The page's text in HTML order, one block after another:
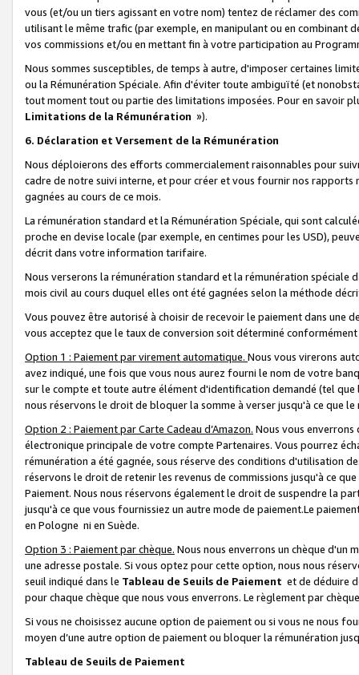
vous (et/ou un tiers agissant en votre nom) tentez de réclamer des
utilisant le même trafic (par exemple, en manipulant ou en combinant
vos commissions et/ou en mettant fin à votre participation au
Nous sommes susceptibles, de temps à autre, d'imposer certaines
ou la Rémunération Spéciale. Afin d'éviter toute ambiguïté (et
tout moment tout ou partie des limitations imposées. Pour en savoir
Limitations de la Rémunération »).
6. Déclaration et Versement de la Rémunération
Nous déploierons des efforts commercialement raisonnables pour
cadre de notre suivi interne, et pour créer et vous fournir nos
gagnées au cours de ce mois.
La rémunération standard et la Rémunération Spéciale, qui sont
proche en devise locale (par exemple, en centimes pour les USD),
décrit dans votre information tarifaire.
Nous verserons la rémunération standard et la rémunération spéciale
mois civil au cours duquel elles ont été gagnées selon la méthode
Vous pouvez être autorisé à choisir de recevoir le paiement dans une
vous acceptez que le taux de conversion soit déterminé
Option 1 : Paiement par virement automatique. Nous vous virerons
avez indiqué, une fois que vous nous aurez fourni le nom de votre
sur le compte et toute autre élément d'identification demandé (tel que
nous réservons le droit de bloquer la somme à verser jusqu'à ce que
Option 2 : Paiement par Carte Cadeau d’Amazon. Nous vous
électronique principale de votre compte Partenaires. Vous pourrez
rémunération a été gagnée, sous réserve des conditions d'utilisation
réservons le droit de retenir les revenus de commissions jusqu'à ce
Paiement. Nous nous réservons également le droit de suspendre la
jusqu'à ce que vous fournissiez un autre mode de paiement.Le
en Pologne ni en Suède.
Option 3 : Paiement par chèque. Nous nous enverrons un chèque d'un
une adresse postale. Si vous optez pour cette option, nous nous
seuil indiqué dans le Tableau de Seuils de Paiement et de déduire
pour chaque chèque que nous vous enverrons. Le règlement par
Si vous ne choisissez aucune option de paiement ou si vous ne nous
moyen d’une autre option de paiement ou bloquer la rémunération
Tableau de Seuils de Paiement